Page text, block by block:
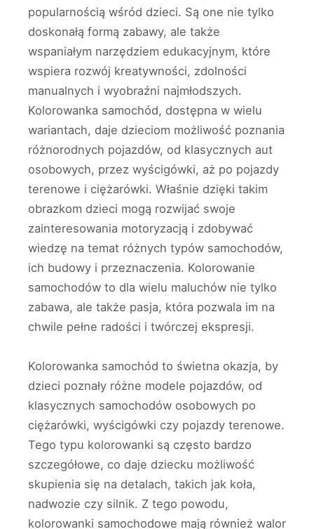
popularnością wśród dzieci. Są one nie tylko
doskonałą formą zabawy, ale także
wspaniałym narzędziem edukacyjnym, które
wspiera rozwój kreatywności, zdolności
manualnych i wyobraźni najmłodszych.
Kolorowanka samochód, dostępna w wielu
wariantach, daje dzieciom możliwość poznania
różnorodnych pojazdów, od klasycznych aut
osobowych, przez wyścigówki, aż po pojazdy
terenowe i ciężarówki. Właśnie dzięki takim
obrazkom dzieci mogą rozwijać swoje
zainteresowania motoryzacją i zdobywać
wiedzę na temat różnych typów samochodów,
ich budowy i przeznaczenia. Kolorowanie
samochodów to dla wielu maluchów nie tylko
zabawa, ale także pasja, która pozwala im na
chwile pełne radości i twórczej ekspresji.
Kolorowanka samochód to świetna okazja, by
dzieci poznały różne modele pojazdów, od
klasycznych samochodów osobowych po
ciężarówki, wyścigówki czy pojazdy terenowe.
Tego typu kolorowanki są często bardzo
szczegółowe, co daje dziecku możliwość
skupienia się na detalach, takich jak koła,
nadwozie czy silnik. Z tego powodu,
kolorowanki samochodowe mają również walor